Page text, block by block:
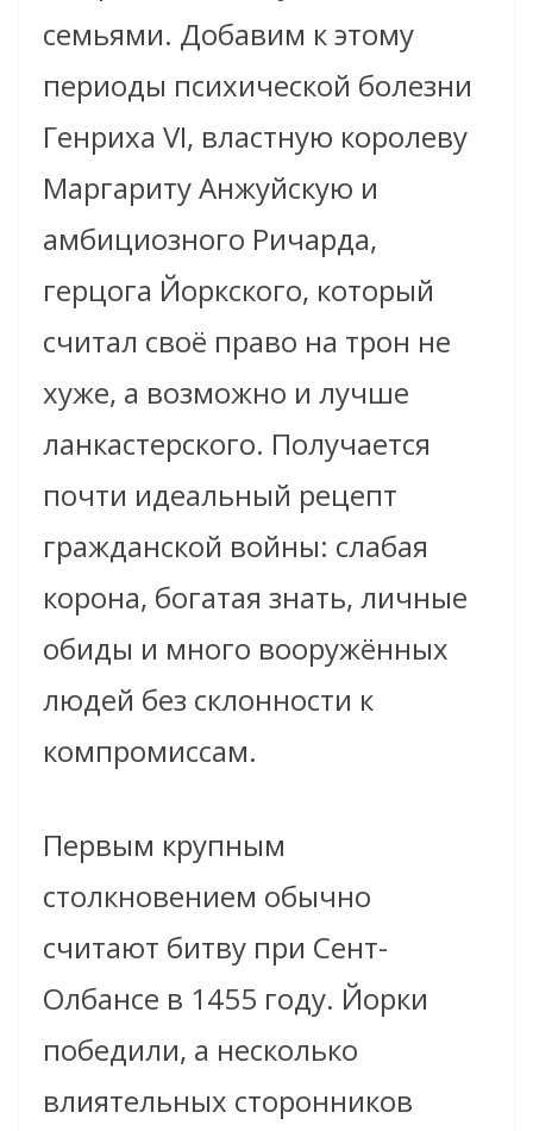
семьями. Добавим к этому
периоды психической болезни
Генриха VI, властную королеву
Маргариту Анжуйскую и
амбициозного Ричарда,
герцога Йоркского, который
считал своё право на трон не
хуже, а возможно и лучше
ланкастерского. Получается
почти идеальный рецепт
гражданской войны: слабая
корона, богатая знать, личные
обиды и много вооружённых
людей без склонности к
компромиссам.
Первым крупным
столкновением обычно
считают битву при Сент-
Олбансе в 1455 году. Йорки
победили, а несколько
влиятельных сторонников